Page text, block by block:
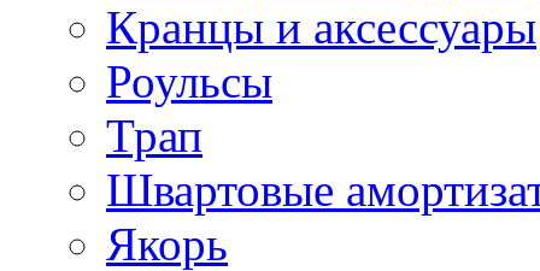
Кранцы и аксессуары
Роульсы
Трап
Швартовые
Якорь